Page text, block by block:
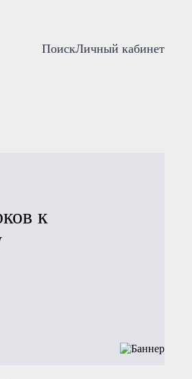
ПоискЛичный кабинет
к